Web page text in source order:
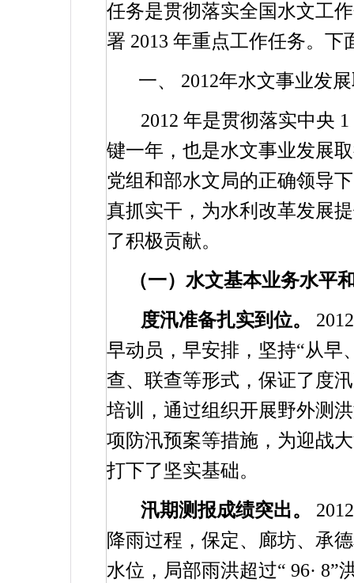
任务是贯彻落实全国水文工
署 2013 年重点工作任务。下
一、 2012年水文事业发
2012 年是贯彻落实中央 1
键一年，也是水文事业发展
党组和部水文局的正确领导
真抓实干，为水利改革发展
了积极贡献。
（一）水文基本业务水平
度汛准备扎实到位。
2012
早动员，早安排，坚持“从早
查、联查等形式，保证了度
培训，通过组织开展野外测
项防汛预案等措施，为迎战
打下了坚实基础。
汛期测报成绩突出。
2012
降雨过程，保定、廊坊、承
水位，局部雨洪超过“ 96· 8”